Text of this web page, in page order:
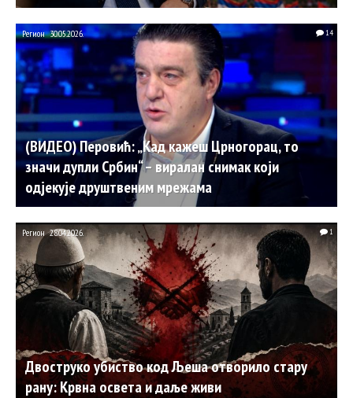
(ВИДЕО) Перовић: „Кад кажеш Црногорац, то
значи дупли Србин“ – виралан снимак који
одјекује друштвеним мрежама
Регион 30.05.2026. 14
Двоструко убиство код Љеша отворило стару
рану: Крвна освета и даље живи
Регион 28.04.2026. 1